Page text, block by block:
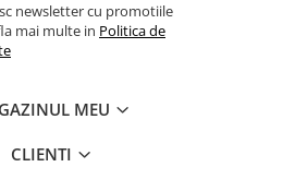
newsletter cu promotiile
mai multe in Politica de
MEU
CLIENTI